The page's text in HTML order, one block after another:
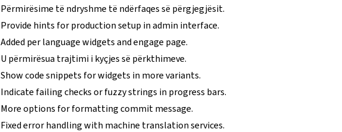
Përmirësime të ndryshme të ndërfaqes së përgjegjësit.
Provide hints for production setup in admin interface.
Added per language widgets and engage page.
U përmirësua trajtimi i kyçjes së përkthimeve.
Show code snippets for widgets in more variants.
Indicate failing checks or fuzzy strings in progress bars.
More options for formatting commit message.
Fixed error handling with machine translation services.